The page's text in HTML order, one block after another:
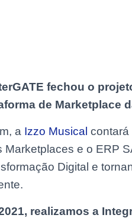
fechou o
de Marketplace
a Izzo Musical contará
Marketplaces e o ERP
Digital e
realizamos a